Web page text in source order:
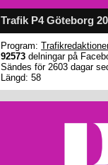
Trafik P4 Göteborg
Program:
92573 delningar på
Sändes för 2603 dagar
Längd: 58